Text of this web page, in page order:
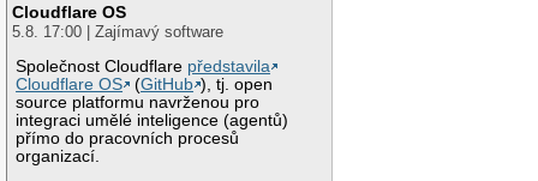
Cloudflare OS
5.8. 17:00 | Zajímavý software
Společnost Cloudflare představila
Cloudflare OS
(GitHub ), tj. open
source platformu navrženou pro
integraci umělé inteligence (agentů)
přímo do pracovních procesů
organizací.